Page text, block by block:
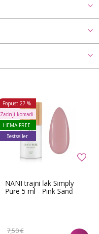
NANI trajni lak Simply
Pure 5 ml - Pink Sand
7,50 €
Popust 27 %
Zadnji komadi
HEMA-FREE
Bestseller